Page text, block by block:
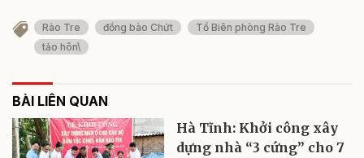
Rào Tre đồng bào Chứt
Tổ Biên phòng Rào Tre
tảo hôn\
BÀI LIÊN QUAN
Hà Tĩnh: Khởi công xây
dựng nhà “3 cứng” cho 7